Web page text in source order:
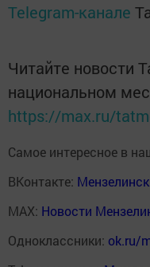
Telegram-канале
Читайте новости
национальном
https://max.ru/
Самое интересное в
ВКонтакте:
MAX: Новости
Одноклассники: ok.ru/